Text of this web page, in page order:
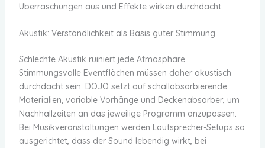
Überraschungen aus und Effekte wirken durchdacht.
Akustik: Verständlichkeit als Basis guter Stimmung
Schlechte Akustik ruiniert jede Atmosphäre.
Stimmungsvolle Eventflächen müssen daher akustisch
durchdacht sein. DOJO setzt auf schallabsorbierende
Materialien, variable Vorhänge und Deckenabsorber, um
Nachhallzeiten an das jeweilige Programm anzupassen.
Bei Musikveranstaltungen werden Lautsprecher-Setups so
ausgerichtet, dass der Sound lebendig wirkt, bei